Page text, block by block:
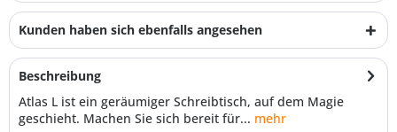
Kunden haben sich ebenfalls angesehen
Beschreibung
Atlas L ist ein geräumiger Schreibtisch, auf dem Magie
geschieht. Machen Sie sich bereit für... mehr